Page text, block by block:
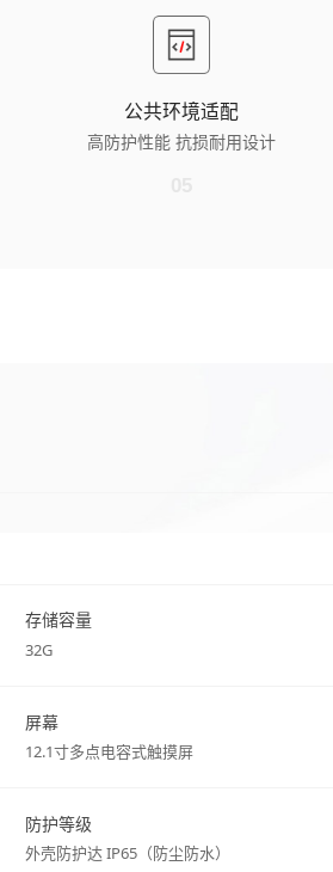
公共环境适配​
高防护性能 抗损耐用设计
外壳防护等级达 IP65，有效防尘防水，适应走廊、
值班室旁等公共环境。
采用抗冲击材质，耐受日常碰撞，降低公共区域使
存储容量
32G
屏幕
12.1寸多点电容式触摸屏
防护等级
外壳防护达 IP65（防尘防水）